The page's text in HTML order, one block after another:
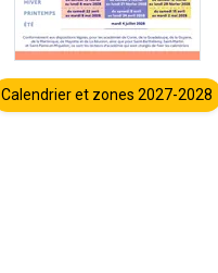
Calendrier et zones 2027-2028